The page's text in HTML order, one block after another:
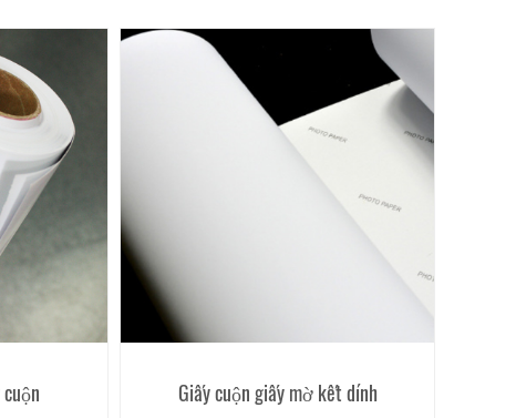
Giấy cuộn giấy mờ kết dính